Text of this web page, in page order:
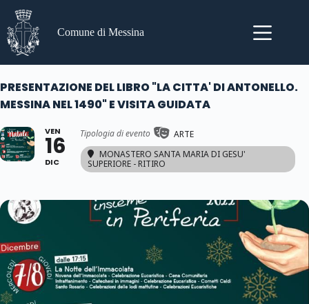
contenuto
Comune di Messina
PRESENTAZIONE DEL LIBRO "LA CITTA' DI ANTONELLO.
MESSINA NEL 1490" E VISITA GUIDATA
VEN
16
DIC
Tipologia di evento
ARTE
MONASTERO SANTA MARIA DI GESU'
SUPERIORE - RITIRO